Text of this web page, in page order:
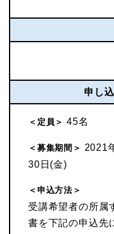
申し
＜定員＞ 45名
＜募集期間＞
2021
30日(金)
＜申込方法＞
受講希望者の所属
書を下記の申込先